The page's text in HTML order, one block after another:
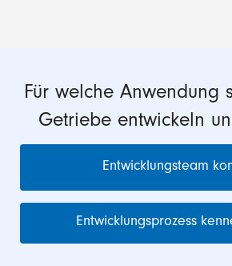
Für welche Anwendung
Getriebe entwickeln
Entwicklungsteam
Entwicklungsprozess